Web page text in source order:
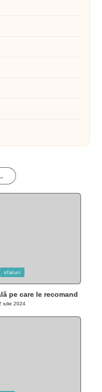
sfaturi
pe care le recomand
iulie 2024